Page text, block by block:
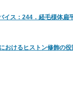
イス：244．経毛様体扁
おけるヒストン修飾の役